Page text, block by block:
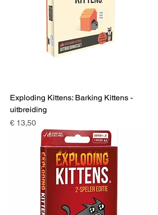
Exploding Kittens: Barking Kittens -
uitbreiding
Prijs
€ 13,50